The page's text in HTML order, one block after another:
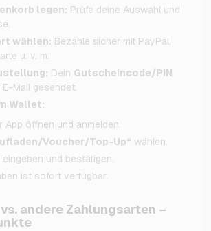
legen: Prüfe deine Auswahl und
wählen: Bezahle sicher mit PayPal,
u. v. m.
Dein Gutscheincode/PIN
Mail gesendet.
Wallet:
App öffnen und anmelden.
Voucher/Top-Up“ wählen.
eingeben und bestätigen.
ist sofort verfügbar.
andere Zahlungsarten –